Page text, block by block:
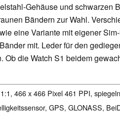
Gehäuse und schwarzen
Bändern zur Wahl.
eine Variante mit eigener
mit. Leder für den
Ob die Watch S1 beidem
466 x 466 Pixel 461 PPI,
GPS, GLONASS,